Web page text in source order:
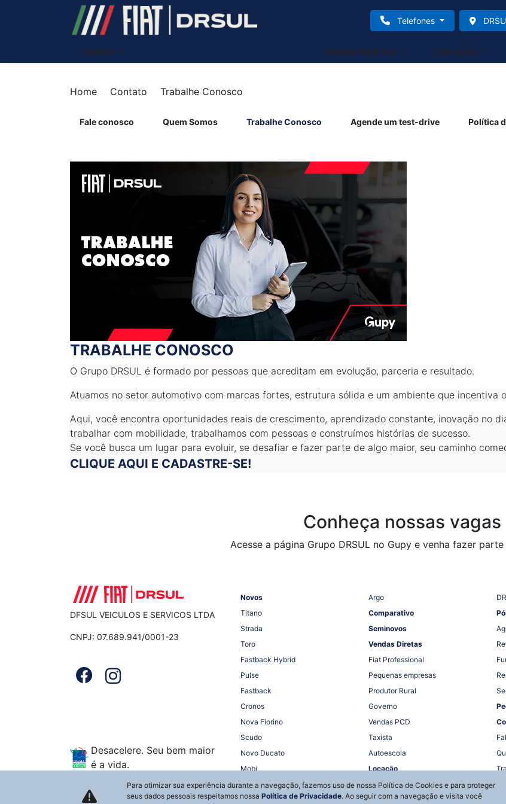
Ativar a compatibilidade com o leitor de tela
Telefones
NOVOS VENDAS DIRETAS LOCAÇÃO
Home Contato Trabalhe Conosco
Fale conosco Quem Somos Trabalhe Conosco Agende um test-drive Política
TRABALHE CONOSCO
O Grupo DRSUL é formado por pessoas que acreditam em evolução, parceria e resultado.
Atuamos no setor automotivo com marcas fortes, estrutura sólida e um ambiente que incentiva
Aqui, você encontra oportunidades reais de crescimento, aprendizado constante, inovação no
trabalhar com mobilidade, trabalhamos com pessoas e construímos histórias de sucesso.
Se você busca um lugar para evoluir, se desafiar e fazer parte de algo maior, seu caminho
CLIQUE AQUI E CADASTRE-SE!
Conheça nossas vagas
Acesse a página Grupo DRSUL no Gupy e venha fazer
DFSUL VEICULOS E SERVICOS LTDA
CNPJ: 07.689.941/0001-23
Desacelere. Seu bem maior
é a vida.
Novos
Titano
Strada
Toro
Fastback Hybrid
Pulse
Fastback
Cronos
Nova Fiorino
Scudo
Novo Ducato
Mobi
Argo
Comparativo
Seminovos
Vendas Diretas
Fiat Professional
Pequenas empresas
Produtor Rural
Governo
Vendas PCD
Taxista
Autoescola
Locação
Para otimizar sua experiência durante a navegação, fazemos uso de nossa Política de Cookies e para proteger
seus dados pessoais respeitamos nossa Política de Privacidade. Ao seguir com a navegação e visita você